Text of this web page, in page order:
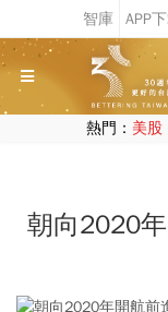
熱門： 美股
朝向2020